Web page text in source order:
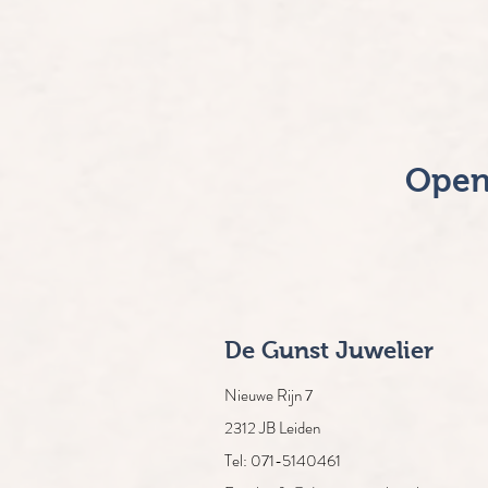
De Gunst Juwelier
Nieuwe Rijn 7
2312 JB Leiden
Tel: 071-5140461